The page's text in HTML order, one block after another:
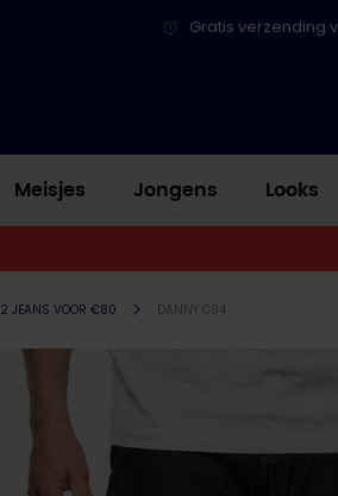
Gratis verzending
Meisjes Jongens Looks
2 JEANS VOOR €80 DANNY C94